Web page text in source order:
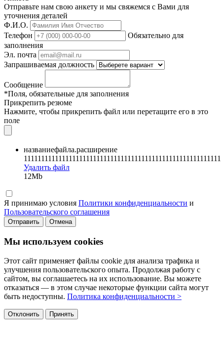
Отправьте нам свою анкету и мы свяжемся с Вами для
уточнения деталей
Ф.И.О.
Телефон
Обязательно для
заполнения
Эл. почта
Запрашиваемая должность
Сообщение
*Поля, обязательные для заполнения
Прикрепить резюме
Нажмите, чтобы прикрепить файл или перетащите его в это
поле
названиефайла.расширение
111111111111111111111111111111111111111111111111111111111
Удалить файл
12Mb
Я принимаю условия Политики конфиденциальности и
Пользовательского соглашения
Отправить Отмена
Мы используем cookies
Этот сайт применяет файлы cookie для анализа трафика и
улучшения пользовательского опыта. Продолжая работу с
сайтом, вы соглашаетесь на их использование. Вы можете
отказаться — в этом случае некоторые функции сайта могут
быть недоступны. Политика конфиденциальности >
Отклонить Принять